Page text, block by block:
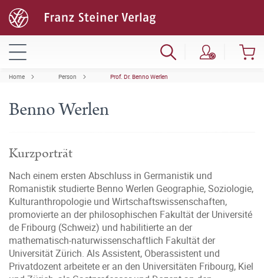
Home Person Prof. Dr. Benno Werlen
Benno Werlen
Kurzporträt
Nach einem ersten Abschluss in Germanistik und
Romanistik studierte Benno Werlen Geographie, Soziologie,
Kulturanthropologie und Wirtschaftswissenschaften,
promovierte an der philosophischen Fakultät der Université
de Fribourg (Schweiz) und habilitierte an der
mathematisch-naturwissenschaftlich Fakultät der
Universität Zürich. Als Assistent, Oberassistent und
Privatdozent arbeitete er an den Universitäten Fribourg, Kiel